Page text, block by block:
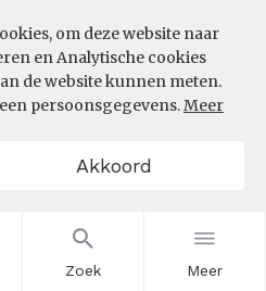
Zoek Meer
om deze website naar
en Analytische cookies
de website kunnen meten.
persoonsgegevens.Meer
Akkoord